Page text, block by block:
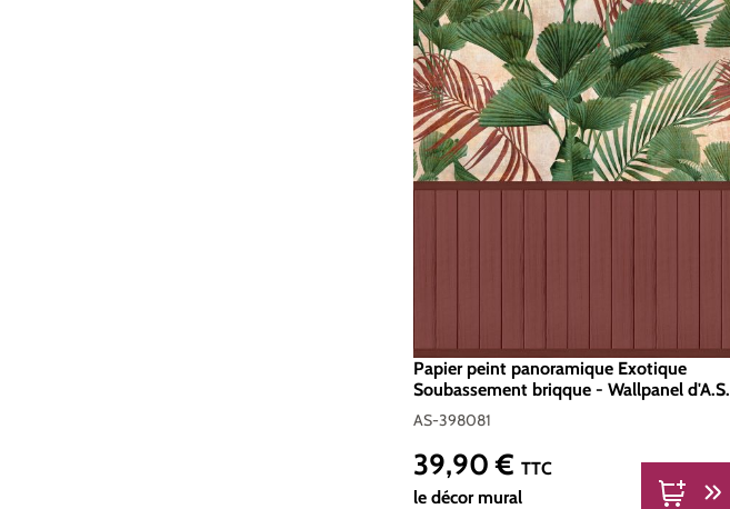
Papier peint panoramique Exotique
Soubassement briqque - Wallpanel d'A.S.
Création | Réf. AS-398081
AS-398081
Prix régulier :
39,90 € TTC
le décor mural